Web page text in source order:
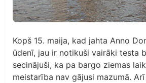
Kopš 15. maija, kad jahta Anno
ūdenī, jau ir notikuši vairāki testa
secinājuši, ka pa bargo ziemas
meistarība nav gājusi mazumā.